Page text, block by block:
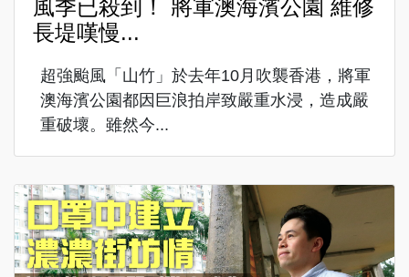
風季已殺到！ 將軍澳海濱公園 維修
長堤嘆慢...
超強颱風「山竹」於去年10月吹襲香港，將軍
澳海濱公園都因巨浪拍岸致嚴重水浸，造成嚴
重破壞。雖然今...